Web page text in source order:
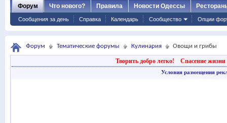
Форум
Сообщения за день Справка Календарь Сообщество Опции
Что нового? Правила Новости Одессы
Форум Тематические форумы Кулинария Овощи и грибы
Творить добро легко! Спасение жизни
Условия размещения